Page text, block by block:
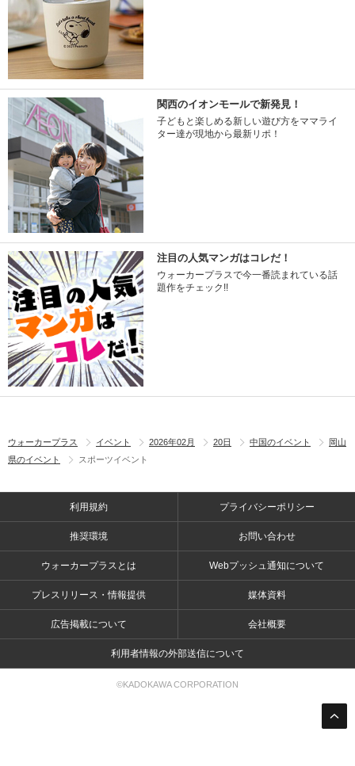
関西のイオンモールで新発見！
子どもと楽しめる新しい遊び方をママライ
ター達が現地から最新リポ！
注目の人気マンガはコレだ！
ウォーカープラスで今一番読まれている話
題作をチェック!!
ウォーカープラス イベント 2026年02月 20日 中国のイベント
岡山
県のイベント
スポーツイベント
利用規約 プライバシーポリシー
推奨環境 お問い合わせ
ウォーカープラスとは Webプッシュ通知について
プレスリリース・情報提供 媒体資料
広告掲載について 会社概要
利用者情報の外部送信について
©KADOKAWA CORPORATION